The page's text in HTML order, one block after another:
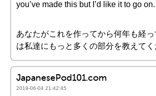
you’ve made this but I’d like it to go on.
あなたがこれを作ってから何年も経
は私達にもっと多くの部分を教えてく
JapanesePod101.com
2019-06-04 21:42:45